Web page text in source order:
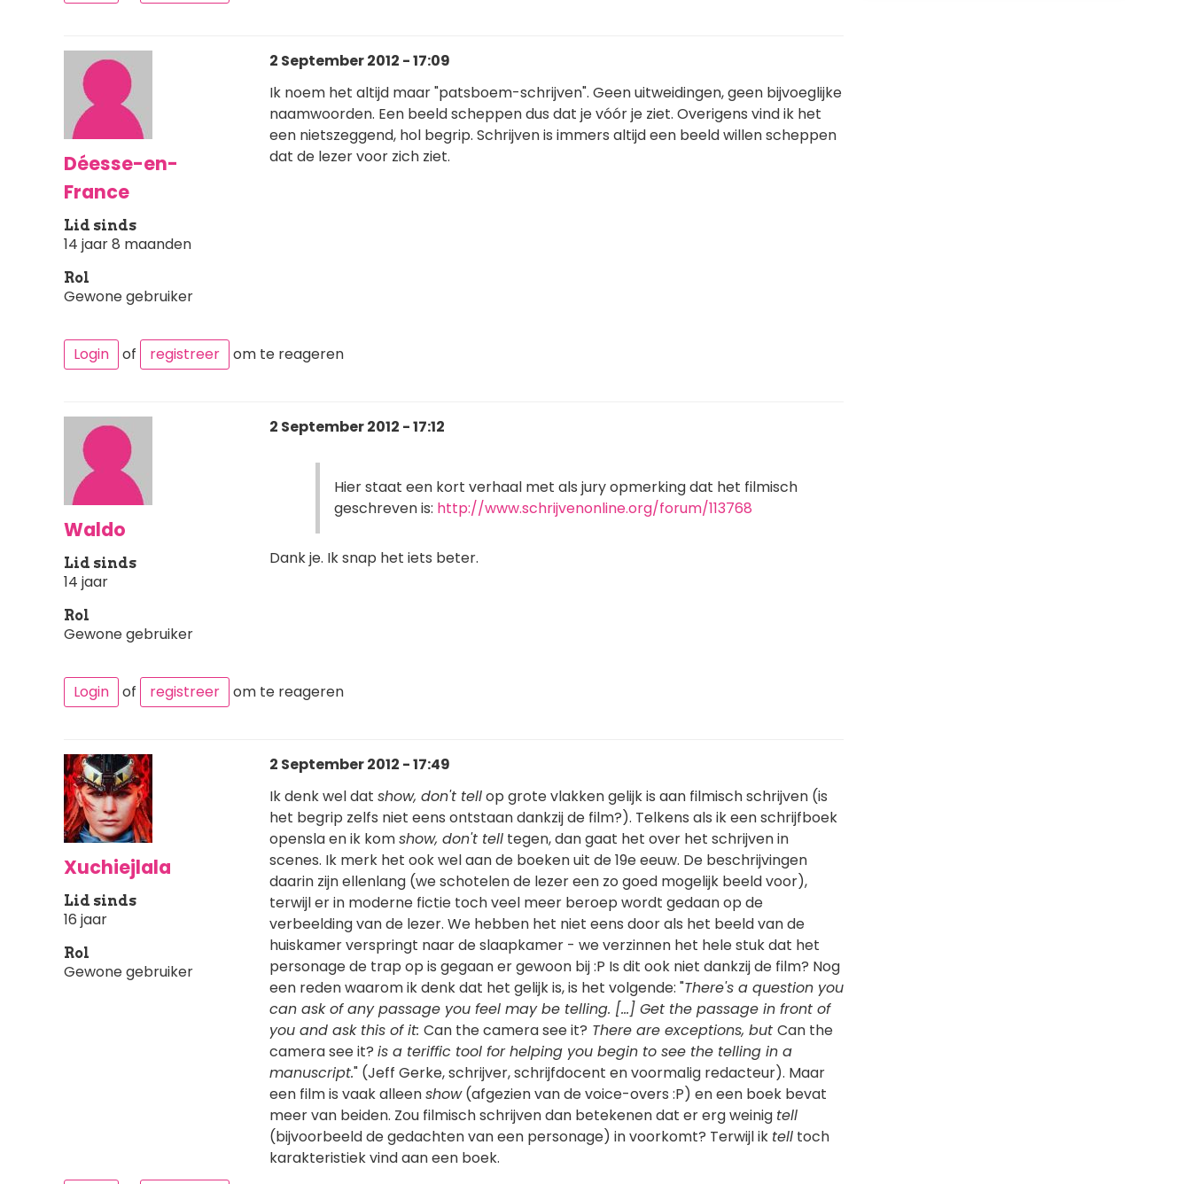
Déesse-en-
France
Lid sinds
14 jaar 8 maanden
Rol
Gewone gebruiker
2 September 2012 - 17:09
Ik noem het altijd maar "patsboem-schrijven". Geen uitweidingen, geen bijvoeglijke
naamwoorden. Een beeld scheppen dus dat je vóór je ziet. Overigens vind ik het
een nietszeggend, hol begrip. Schrijven is immers altijd een beeld willen scheppen
dat de lezer voor zich ziet.
Login of registreer om te reageren
Waldo
Lid sinds
14 jaar
Rol
Gewone gebruiker
2 September 2012 - 17:12
Hier staat een kort verhaal met als jury opmerking dat het filmisch
geschreven is: http://www.schrijvenonline.org/forum/113768
Dank je. Ik snap het iets beter.
Login of registreer om te reageren
Xuchiejlala
Lid sinds
16 jaar
Rol
Gewone gebruiker
2 September 2012 - 17:49
Ik denk wel dat show, don't tellop grote vlakken gelijk is aan filmisch schrijven (is
het begrip zelfs niet eens ontstaan dankzij de film?). Telkens als ik een schrijfboek
opensla en ik komshow, don't tell tegen, dan gaat het over het schrijven in
scenes. Ik merk het ook wel aan de boeken uit de 19e eeuw. De beschrijvingen
daarin zijn ellenlang (we schotelen de lezer een zo goed mogelijk beeld voor),
terwijl er in moderne fictie toch veel meer beroep wordt gedaan op de
verbeelding van de lezer. We hebben het niet eens door als het beeld van de
huiskamer verspringt naar de slaapkamer - we verzinnen het hele stuk dat het
personage de trap op is gegaan er gewoon bij :P Is dit ook niet dankzij de film? Nog
een reden waarom ik denk dat het gelijk is, is het volgende: "There's a question you
can ask of any passage you feel may be telling. [...] Get the passage in front of
you and ask this of it: Can the camera see it? There are exceptions, but Can the
camera see it? is a teriffic tool for helping you begin to see the telling in a
manuscript." (Jeff Gerke, schrijver, schrijfdocent en voormalig redacteur). Maar
een film is vaak alleenshow(afgezien van de voice-overs :P) en een boek bevat
meer van beiden. Zou filmisch schrijven dan betekenen dat er erg weinig tell
(bijvoorbeeld de gedachten van een personage) in voorkomt? Terwijl ik tell toch
karakteristiek vind aan een boek.